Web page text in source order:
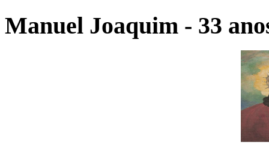
Manuel Joaquim - 33